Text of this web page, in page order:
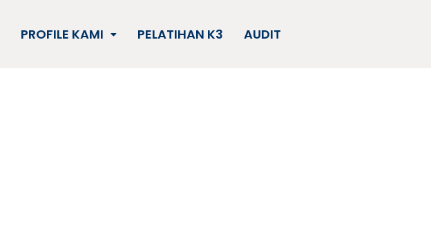
PROFILE KAMI PELATIHAN K3 AUDIT